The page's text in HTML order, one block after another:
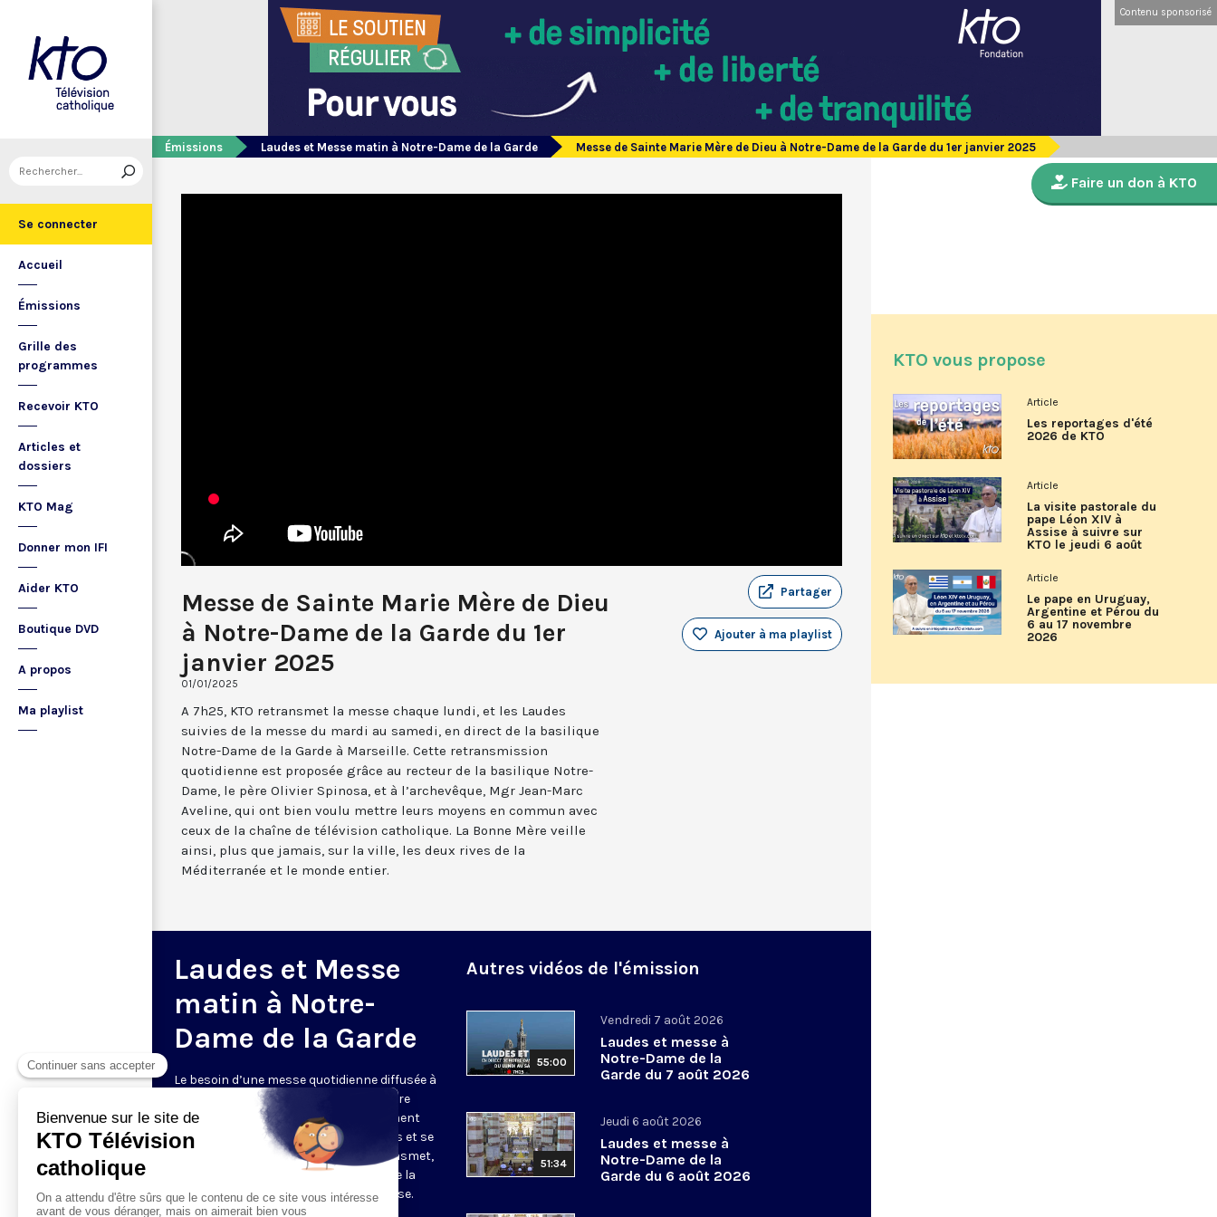
Se connecter
Accueil
Émissions
Grille des
programmes
Recevoir KTO
Articles et
dossiers
KTO Mag
Donner mon IFI
Aider KTO
Boutique DVD
A propos
Ma playlist
Contenu sponsorisé
Émissions Laudes et Messe matin à Notre-Dame de la Garde Messe de Sainte Marie Mère de Dieu à Notre-Dame de la Garde du 1er janvier 2025
Messe de Sainte Marie Mère de Dieu
à Notre-Dame de la Garde du 1er
janvier 2025
01/01/2025
Partager
Ajouter à ma playlist
A 7h25, KTO retransmet la messe chaque lundi, et les Laudes
suivies de la messe du mardi au samedi, en direct de la basilique
Notre-Dame de la Garde à Marseille. Cette retransmission
quotidienne est proposée grâce au recteur de la basilique Notre-
Dame, le père Olivier Spinosa, et à l’archevêque, Mgr Jean-Marc
Aveline, qui ont bien voulu mettre leurs moyens en commun avec
ceux de la chaîne de télévision catholique. La Bonne Mère veille
ainsi, plus que jamais, sur la ville, les deux rives de la
Méditerranée et le monde entier.
Laudes et Messe
matin à Notre-
Dame de la Garde
Le besoin d’une messe quotidienne diffusée à
la télévision a été exprimé d’une manière
encore plus forte pendant le confinement
dans de nombreux pays francophones et se
maintient depuis la reprise. KTO retransmet,
en direct de la basilique Notre-Dame de la
Garde, à Marseille, les laudes et la messe.
Le lundi à 7h25, la messe
Autres vidéos de l'émission
55:00
Vendredi 7 août 2026
Laudes et messe à
Notre-Dame de la
Garde du 7 août 2026
51:34
Jeudi 6 août 2026
Laudes et messe à
Notre-Dame de la
Garde du 6 août 2026
Faire un don à KTO
KTO vous propose
Article
Les reportages d'été
2026 de KTO
Article
La visite pastorale du
pape Léon XIV à
Assise à suivre sur
KTO le jeudi 6 août
Article
Le pape en Uruguay,
Argentine et Pérou du
6 au 17 novembre
2026